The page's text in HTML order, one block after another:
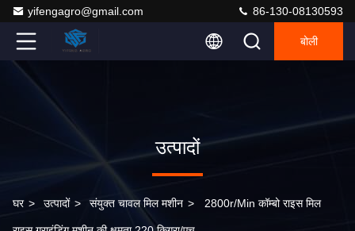
yifengagro@gmail.com 86-130-08130593
बोली
उत्पादों
घर > उत्पादों > संयुक्त चावल मिल मशीन > 2800r/Min कॉम्बो राइस मिल